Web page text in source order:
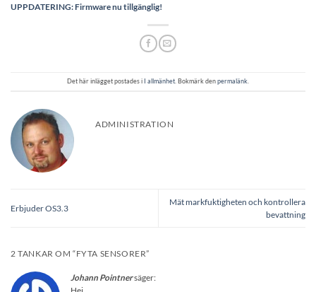
UPPDATERING: Firmware nu tillgänglig!
Det här inlägget postades i I allmänhet. Bokmärk denpermalänk.
ADMINISTRATION
Erbjuder OS3.3
Mät markfuktigheten och kontrollera
bevattning
2 TANKAR OM “FYTA SENSORER”
Johann Pointnersäger: